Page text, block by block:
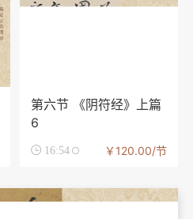
第六节 《阴符经》上篇
6
 16:54 ￥120.00/节